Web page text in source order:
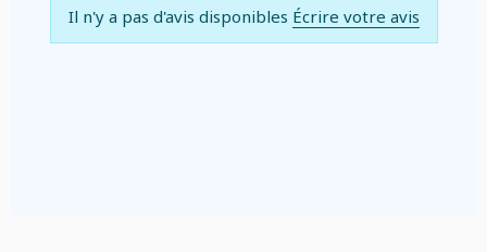
Il n'y a pas d'avis disponibles Écrire votre avis